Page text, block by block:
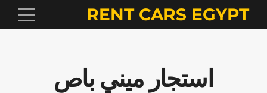
RENT CARS EGYPT
استجار ميني باص